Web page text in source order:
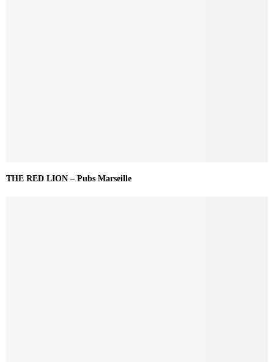
THE RED LION – Pubs Marseille